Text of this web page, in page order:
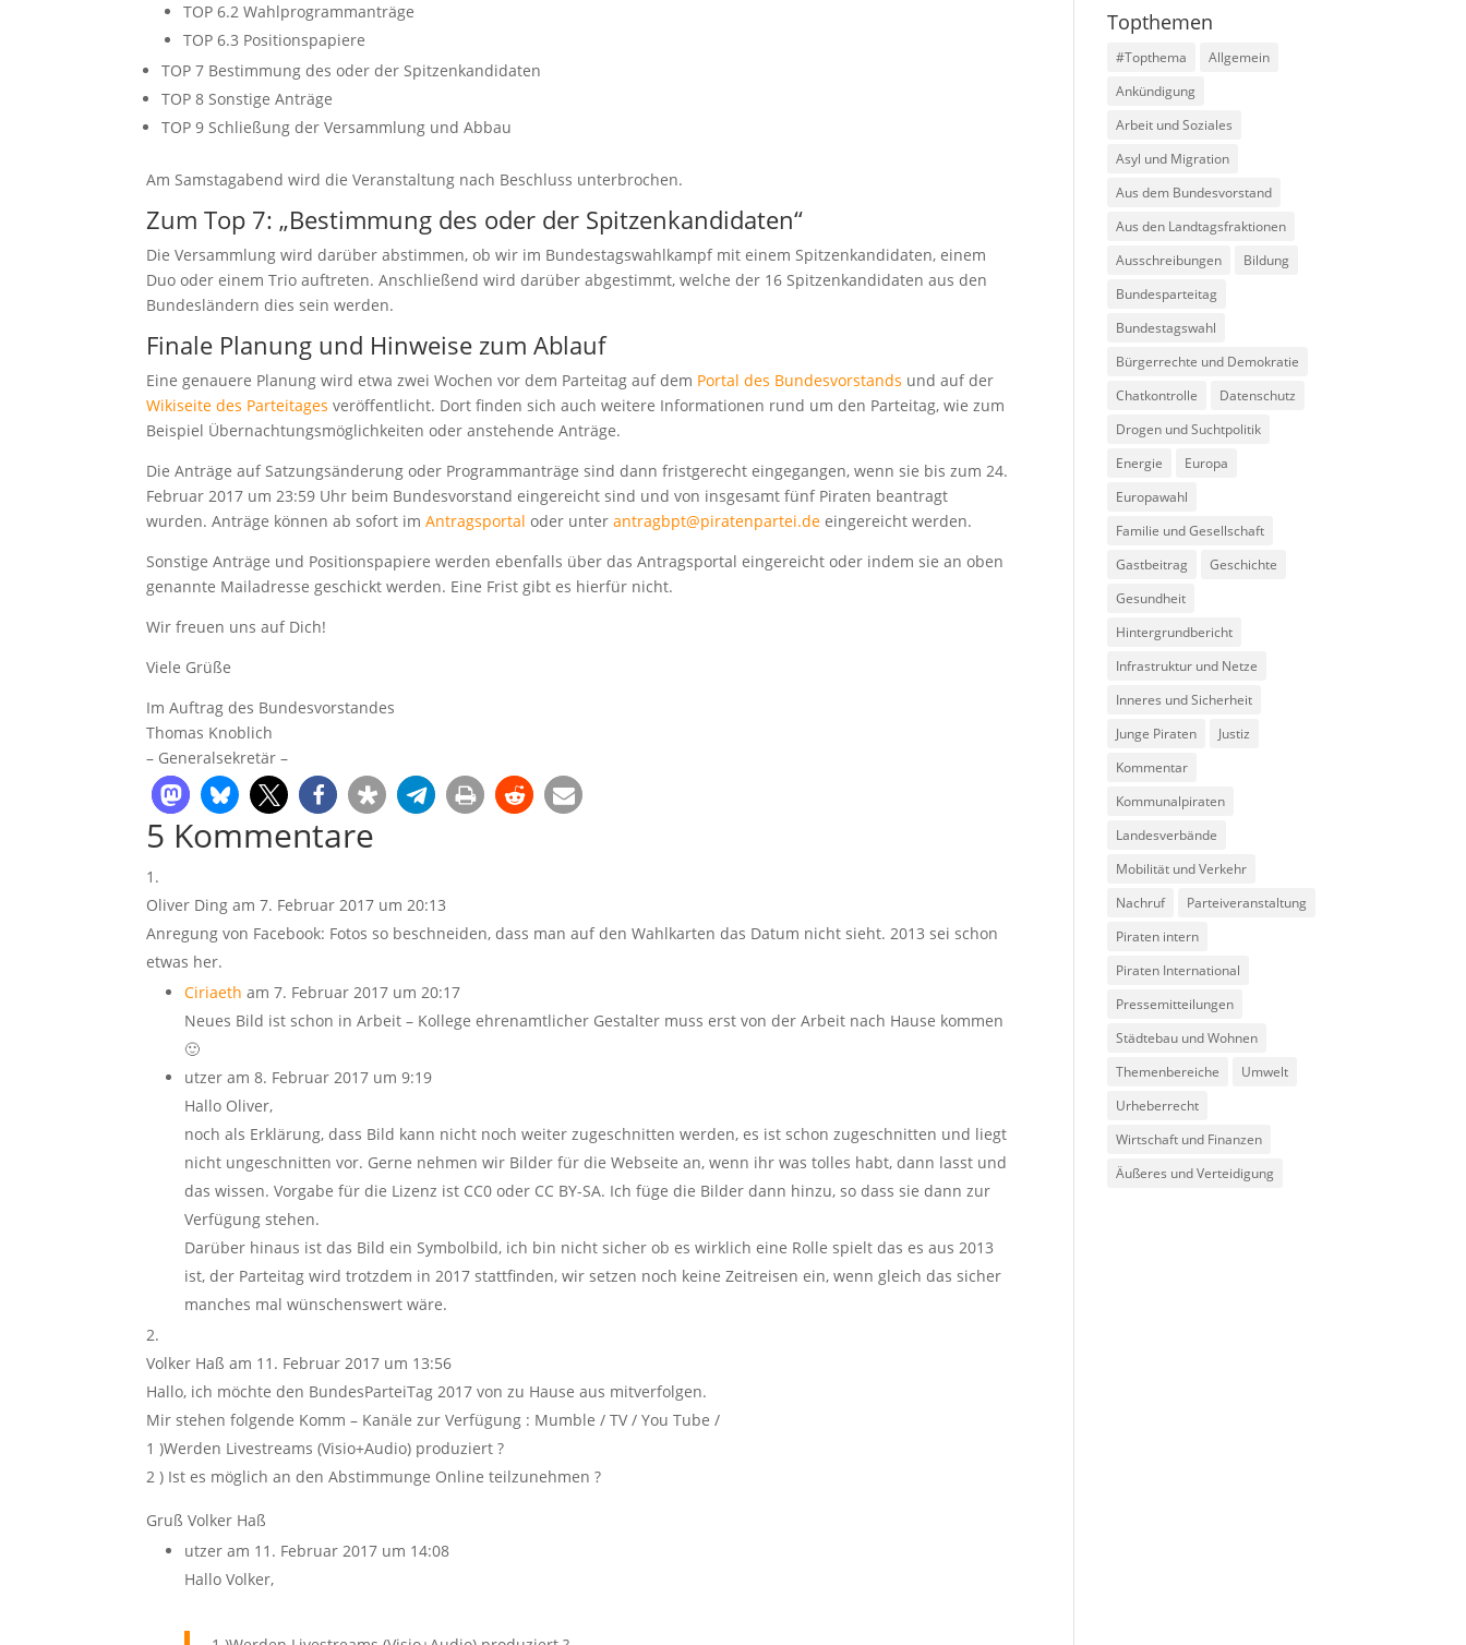
TOP 6.2 Wahlprogrammanträge
TOP 6.3 Positionspapiere
TOP 7 Bestimmung des oder der Spitzenkandidaten
TOP 8 Sonstige Anträge
TOP 9 Schließung der Versammlung und Abbau
Am Samstagabend wird die Veranstaltung nach Beschluss unterbrochen.
Zum Top 7: „Bestimmung des oder der Spitzenkandidaten“
Die Versammlung wird darüber abstimmen, ob wir im Bundestagswahlkampf mit einem Spitzenkandidaten, einem
Duo oder einem Trio auftreten. Anschließend wird darüber abgestimmt, welche der 16 Spitzenkandidaten aus den
Bundesländern dies sein werden.
Finale Planung und Hinweise zum Ablauf
Eine genauere Planung wird etwa zwei Wochen vor dem Parteitag auf dem Portal des Bundesvorstands und auf der
Wikiseite des Parteitages veröffentlicht. Dort finden sich auch weitere Informationen rund um den Parteitag, wie zum
Beispiel Übernachtungsmöglichkeiten oder anstehende Anträge.
Die Anträge auf Satzungsänderung oder Programmanträge sind dann fristgerecht eingegangen, wenn sie bis zum 24.
Februar 2017 um 23:59 Uhr beim Bundesvorstand eingereicht sind und von insgesamt fünf Piraten beantragt
wurden. Anträge können ab sofort imAntragsportal oder unterantragbpt@piratenpartei.de eingereicht werden.
Sonstige Anträge und Positionspapiere werden ebenfalls über das Antragsportal eingereicht oder indem sie an oben
genannte Mailadresse geschickt werden. Eine Frist gibt es hierfür nicht.
Wir freuen uns auf Dich!
Viele Grüße
Im Auftrag des Bundesvorstandes
Thomas Knoblich
– Generalsekretär –
5 Kommentare
Oliver Ding am 7. Februar 2017 um 20:13
Anregung von Facebook: Fotos so beschneiden, dass man auf den Wahlkarten das Datum nicht sieht. 2013 sei schon
etwas her.
Ciriaeth am 7. Februar 2017 um 20:17
Neues Bild ist schon in Arbeit – Kollege ehrenamtlicher Gestalter muss erst von der Arbeit nach Hause kommen
🙂
utzer am 8. Februar 2017 um 9:19
Hallo Oliver,
noch als Erklärung, dass Bild kann nicht noch weiter zugeschnitten werden, es ist schon zugeschnitten und liegt
nicht ungeschnitten vor. Gerne nehmen wir Bilder für die Webseite an, wenn ihr was tolles habt, dann lasst und
das wissen. Vorgabe für die Lizenz ist CC0 oder CC BY-SA. Ich füge die Bilder dann hinzu, so dass sie dann zur
Verfügung stehen.
Darüber hinaus ist das Bild ein Symbolbild, ich bin nicht sicher ob es wirklich eine Rolle spielt das es aus 2013
ist, der Parteitag wird trotzdem in 2017 stattfinden, wir setzen noch keine Zeitreisen ein, wenn gleich das sicher
manches mal wünschenswert wäre.
Volker Haß am 11. Februar 2017 um 13:56
Hallo, ich möchte den BundesParteiTag 2017 von zu Hause aus mitverfolgen.
Mir stehen folgende Komm – Kanäle zur Verfügung : Mumble / TV / You Tube /
1 )Werden Livestreams (Visio+Audio) produziert ?
2 ) Ist es möglich an den Abstimmunge Online teilzunehmen ?
Gruß Volker Haß
utzer am 11. Februar 2017 um 14:08
Hallo Volker,
Topthemen
#Topthema
Allgemein
Ankündigung
Arbeit und Soziales
Asyl und Migration
Aus dem Bundesvorstand
Aus den Landtagsfraktionen
Ausschreibungen
Bildung
Bundesparteitag
Bundestagswahl
Bürgerrechte und Demokratie
Chatkontrolle
Datenschutz
Drogen und Suchtpolitik
Energie
Europa
Europawahl
Familie und Gesellschaft
Gastbeitrag
Geschichte
Gesundheit
Hintergrundbericht
Infrastruktur und Netze
Inneres und Sicherheit
Junge Piraten
Justiz
Kommentar
Kommunalpiraten
Landesverbände
Mobilität und Verkehr
Nachruf
Parteiveranstaltung
Piraten intern
Piraten International
Pressemitteilungen
Städtebau und Wohnen
Themenbereiche
Umwelt
Urheberrecht
Wirtschaft und Finanzen
Äußeres und Verteidigung